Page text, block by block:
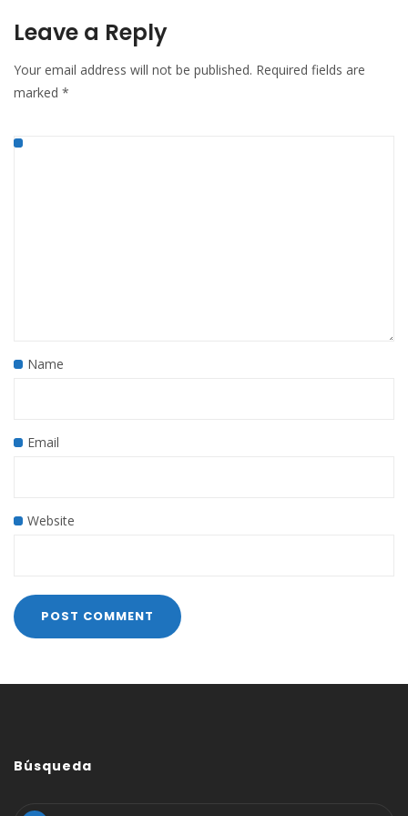
Leave a Reply
Your email address will not be published. Required fields are
marked *
Name
Email
Website
Búsqueda